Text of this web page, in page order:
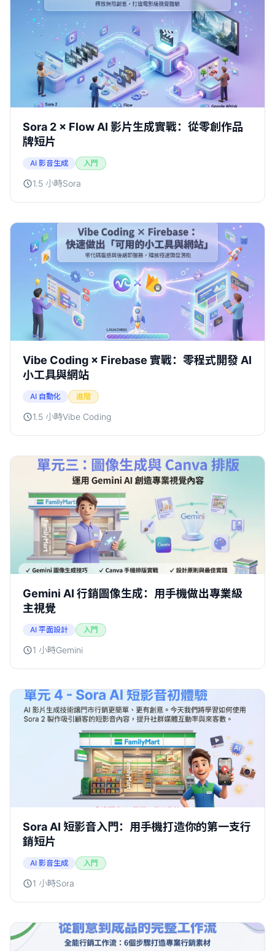
Sora 2 × Flow AI 影片生成實戰：從零創作品
牌短片
AI 影音生成 入門
1.5 小時Sora
Vibe Coding × Firebase 實戰：零程式開發 AI
小工具與網站
AI 自動化 進階
1.5 小時Vibe Coding
Gemini AI 行銷圖像生成：用手機做出專業級
主視覺
AI 平面設計 入門
1 小時Gemini
Sora AI 短影音入門：用手機打造你的第一支行
銷短片
AI 影音生成 入門
1 小時Sora